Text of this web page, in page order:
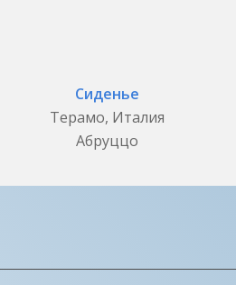
Сиденье
Терамо, Италия
Абруццо